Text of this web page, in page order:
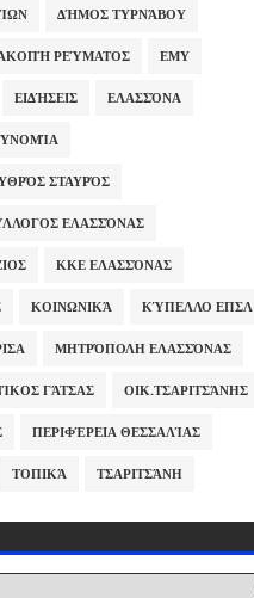
ΔΉΜΟΣ ΤΥΡΝΆΒΟΥ
ΡΕΎΜΑΤΟΣ ΕΜΥ
ΕΙΔΉΣΕΙΣ ΕΛΑΣΣΌΝΑ
ΣΤΑΥΡΌΣ
ΕΛΑΣΣΌΝΑΣ
ΚΚΕ ΕΛΑΣΣΌΝΑΣ
ΚΟΙΝΩΝΙΚΆ ΚΎΠΕΛΛΟ ΕΠΣΛ
ΜΗΤΡΌΠΟΛΗ ΕΛΑΣΣΌΝΑΣ
ΓΆΤΣΑΣ ΟΙΚ.ΤΣΑΡΙΤΣΆΝΗΣ
ΠΕΡΙΦΈΡΕΙΑ ΘΕΣΣΑΛΊΑΣ
ΤΟΠΙΚΆ ΤΣΑΡΙΤΣΆΝΗ